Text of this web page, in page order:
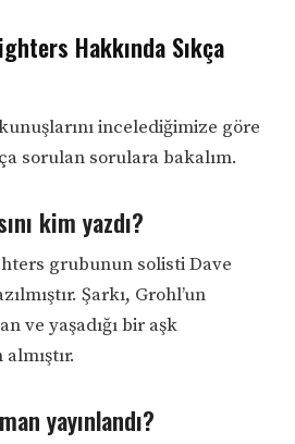
Hakkında Sıkça
incelediğimize göre
sorulan sorulara bakalım.
kim yazdı?
grubunun solisti Dave
Şarkı, Grohl’un
ve yaşadığı bir aşk
yayınlandı?